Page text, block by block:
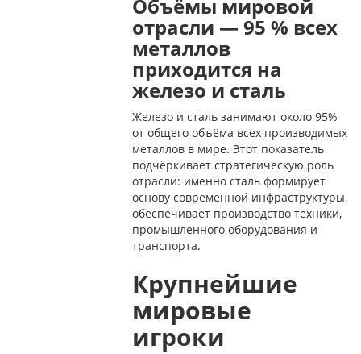
Объёмы мировой
отрасли — 95 % всех
металлов
приходится на
железо и сталь
Железо и сталь занимают около 95%
от общего объёма всех производимых
металлов в мире. Этот показатель
подчёркивает стратегическую роль
отрасли: именно сталь формирует
основу современной инфраструктуры,
обеспечивает производство техники,
промышленного оборудования и
транспорта.
Крупнейшие
мировые
игроки